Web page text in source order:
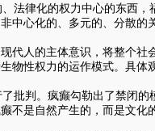
法律化的权力中心的东西，
中心化的、多元的、分散的
代人的主体意识，将整个社
物性权力的运作模式。具体
批判。疯癫勾勒出了禁闭的
不是自然产生的，而是文化